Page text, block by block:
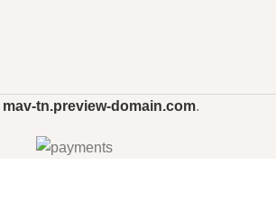
mav-tn.preview-domain.com.